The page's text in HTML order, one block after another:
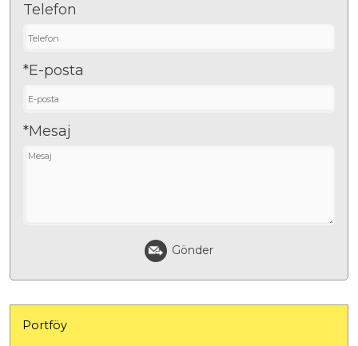
Telefon
*E-posta
*Mesaj
Gönder
Portföy